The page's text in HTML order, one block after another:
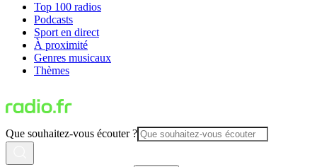
Top 100 radios
Podcasts
Sport en direct
À proximité
Genres musicaux
Thèmes
Que souhaitez-vous écouter ?